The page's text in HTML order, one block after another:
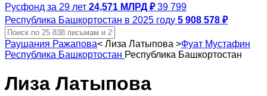
Русфонд за 29 лет 24,571 МЛРД ₽ 39 799
Республика Башкортостан в 2025 году 5 908 578 ₽
Раушания Ражапова< Лиза Латыпова >Фуат Мустафин
Республика Башкортостан Республика Башкортостан
Лиза Латыпова